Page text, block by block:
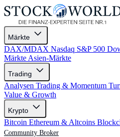
Märkte
DAX/MDAX Nasdaq S&P 500
Märkte Asien-Märkte
Trading
Analysen Trading & Momentum
Value & Growth
Krypto
Bitcoin Ethereum & Altcoins
Community Broker